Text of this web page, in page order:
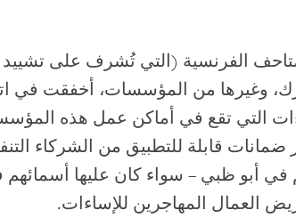
الفرنسية (التي تُشرف على
وغيرها من المؤسسات، أخفقت في
التي تقع في أماكن عمل هذه
قابلة للتطبيق من الشركاء
في أبو ظبي – سواء كان عليها
العمال المهاجرين للإساءات.